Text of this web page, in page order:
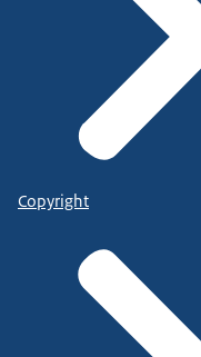
Copyright